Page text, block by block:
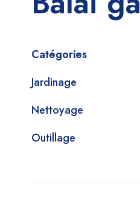
Catégories
Jardinage
Nettoyage
Outillage